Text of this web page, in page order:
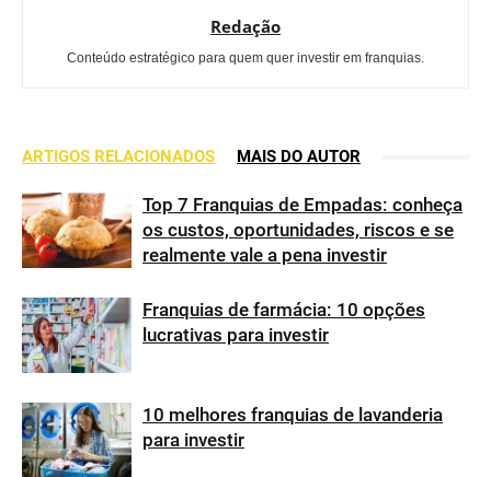
Redação
Conteúdo estratégico para quem quer investir em franquias.
ARTIGOS RELACIONADOS MAIS DO AUTOR
Top 7 Franquias de Empadas: conheça
os custos, oportunidades, riscos e se
realmente vale a pena investir
Franquias de farmácia: 10 opções
lucrativas para investir
10 melhores franquias de lavanderia
para investir